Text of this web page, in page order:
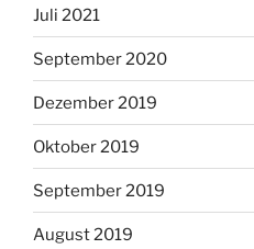
Juli 2021
September 2020
Dezember 2019
Oktober 2019
September 2019
August 2019